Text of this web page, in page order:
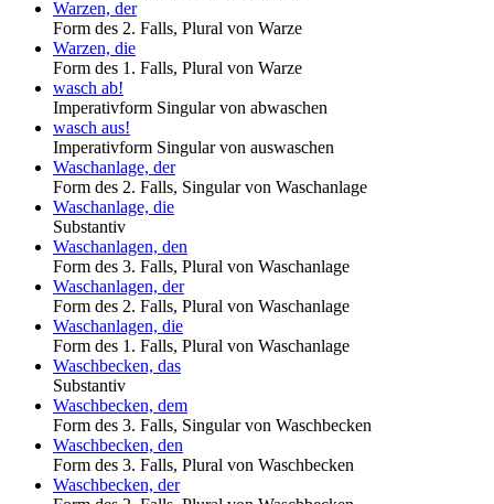
Warzen, der
Form des 2. Falls, Plural von Warze
Warzen, die
Form des 1. Falls, Plural von Warze
wasch ab!
Imperativform Singular von abwaschen
wasch aus!
Imperativform Singular von auswaschen
Waschanlage, der
Form des 2. Falls, Singular von Waschanlage
Waschanlage, die
Substantiv
Waschanlagen, den
Form des 3. Falls, Plural von Waschanlage
Waschanlagen, der
Form des 2. Falls, Plural von Waschanlage
Waschanlagen, die
Form des 1. Falls, Plural von Waschanlage
Waschbecken, das
Substantiv
Waschbecken, dem
Form des 3. Falls, Singular von Waschbecken
Waschbecken, den
Form des 3. Falls, Plural von Waschbecken
Waschbecken, der